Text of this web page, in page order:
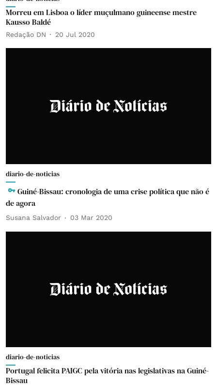
Morreu em Lisboa o líder muçulmano guineense mestre
Kausso Baldé
Redação DN 20 Jul 2020
diario-de-noticias
Guiné-Bissau: cronologia de uma crise política que não é
de agora
Susana Salvador 03 Mar 2020
diario-de-noticias
Portugal felicita PAIGC pela vitória nas legislativas na Guiné-
Bissau